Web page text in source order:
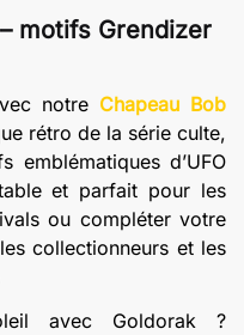
motifs Grendizer
notre Chapeau Bob
rétro de la série culte,
emblématiques d’UFO
et parfait pour les
ou compléter votre
collectionneurs et les
avec Goldorak ?